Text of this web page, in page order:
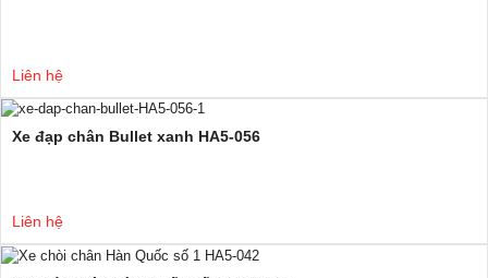
Liên hệ
Xe đạp chân Bullet xanh HA5-056
Liên hệ